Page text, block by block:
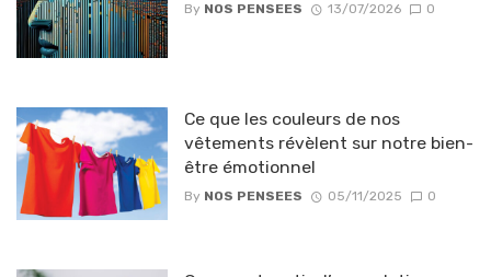
By NOS PENSEES 13/07/2026 0
Ce que les couleurs de nos
vêtements révèlent sur notre bien-
être émotionnel
By NOS PENSEES 05/11/2025 0